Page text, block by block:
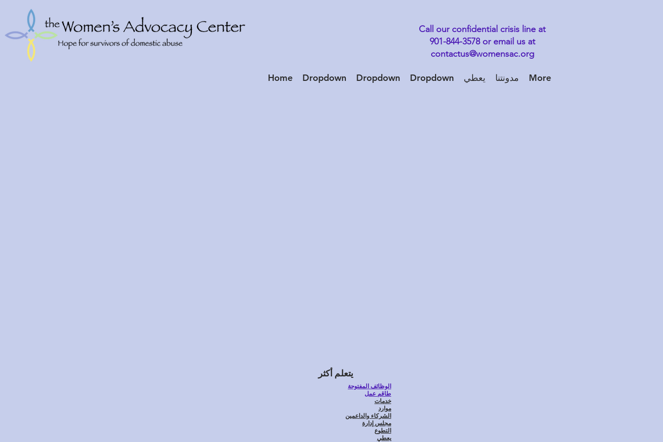
Home Dropdown Dropdown Dropdown يعطي مدونتنا More
Call our confidential crisis line at
901-844-3578 or email us at
contactus@womensac.org
يتعلم أكثر
الوظائف المفتوحة
طاقم عمل
خدمات
موارد
الشركاء والداعمين
مجلس إدارة
التطوع
يعطي